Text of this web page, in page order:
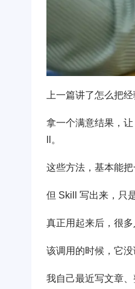
上一篇讲了怎么把
拿一个满意结果，
ll。
这些方法，基本能把
但 Skill 写出来，只
真正用起来后，很多
该调用的时候，它
我自己最近写文章